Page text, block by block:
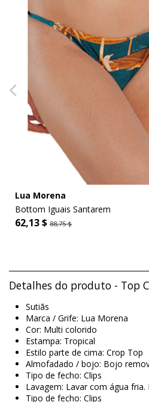
Lua Morena
Bottom Iguais Santarem
62,13 $ 88,75 $
Detalhes do produto - Top
Sutiãs
Marca / Grife: Lua Morena
Cor: Multi colorido
Estampa: Tropical
Estilo parte de cima: Crop Top
Almofadado / bojo: Bojo
Tipo de fecho: Clips
Lavagem: Lavar com água
Tipo de fecho: Clips